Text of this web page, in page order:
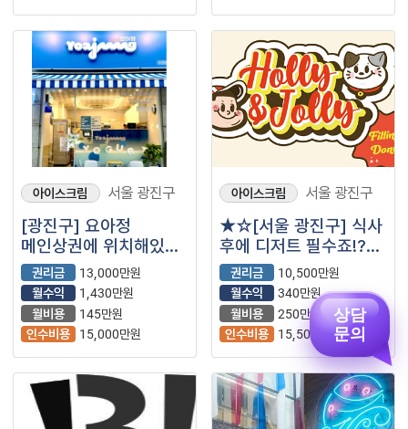
아이스크림 서울 광진구
[광진구] 요아정
메인상권에 위치해있어
고매출 매장
양도해드리겠습니다.
권리금
13,000만원
월수익
1,430만원
월비용
145만원
인수비용
15,000만원
아이스크림 서울 광진구
★☆[서울 광진구] 식사
후에 디저트 필수죠!?
지하철역이랑도 너무
가깝고 유동인구짱짱!!
☆★
권리금
10,500만원
월수익
340만원
월비용
250만원
인수비용
15,500만원
상담
문의